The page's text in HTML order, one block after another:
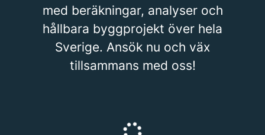
med beräkningar, analyser och
hållbara byggprojekt över hela
Sverige. Ansök nu och väx
tillsammans med oss!